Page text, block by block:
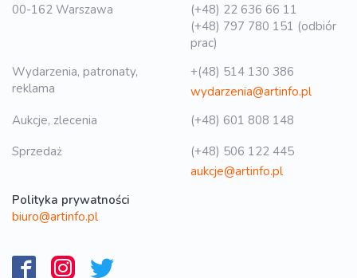
00-162 Warszawa
(+48) 22 636 66 11
(+48) 797 780 151 (odbiór
prac)
Wydarzenia, patronaty,
reklama
+(48) 514 130 386
wydarzenia@artinfo.pl
Aukcje, zlecenia
(+48) 601 808 148
Sprzedaż
(+48) 506 122 445
aukcje@artinfo.pl
Polityka prywatności
biuro@artinfo.pl